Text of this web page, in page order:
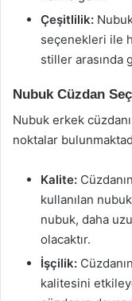
Çeşitlilik:
seçenekleri ile
stiller arasında
Nubuk Cüzdan
Nubuk erkek
noktalar
Kalite:
kullanılan
nubuk, daha
olacaktır.
İşçilik:
kalitesini